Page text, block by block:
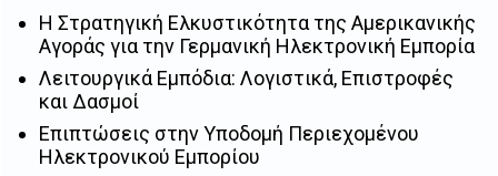
Η Στρατηγική Ελκυστικότητα της Αμερικανικής
Αγοράς για την Γερμανική Ηλεκτρονική Εμπορία
Λειτουργικά Εμπόδια: Λογιστικά, Επιστροφές
και Δασμοί
Επιπτώσεις στην Υποδομή Περιεχομένου
Ηλεκτρονικού Εμπορίου